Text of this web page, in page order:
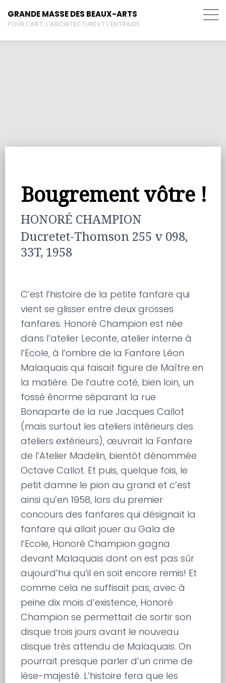
GRANDE MASSE DES BEAUX-ARTS
POUR L'ART, L'ARCHITECTURE ET L'ENTRAIDE
Bougrement vôtre !
HONORÉ CHAMPION
Ducretet-Thomson 255 v 098,
33T, 1958
C’est l’histoire de la petite fanfare qui
vient se glisser entre deux grosses
fanfares. Honoré Champion est née
dans l’atelier Leconte, atelier interne à
l’Ecole, à l’ombre de la Fanfare Léon
Malaquais qui faisait figure de Maître en
la matière. De l’autre coté, bien loin, un
fossé énorme séparant la rue
Bonaparte de la rue Jacques Callot
(mais surtout les ateliers intérieurs des
ateliers extérieurs), œuvrait la Fanfare
de l’Atelier Madelin, bientôt dénommée
Octave Callot. Et puis, quelque fois, le
petit damne le pion au grand et c’est
ainsi qu’en 1958, lors du premier
concours des fanfares qui désignait la
fanfare qui allait jouer au Gala de
l’Ecole, Honoré Champion gagna
devant Malaquais dont on est pas sûr
aujourd’hui qu’il en soit encore remis! Et
comme cela ne suffisait pas, avec à
peine dix mois d’existence, Honoré
Champion se permettait de sortir son
disque trois jours avant le nouveau
disque très attendu de Malaquais. On
pourrait presque parler d’un crime de
lèse-majesté. L’histoire fera que les